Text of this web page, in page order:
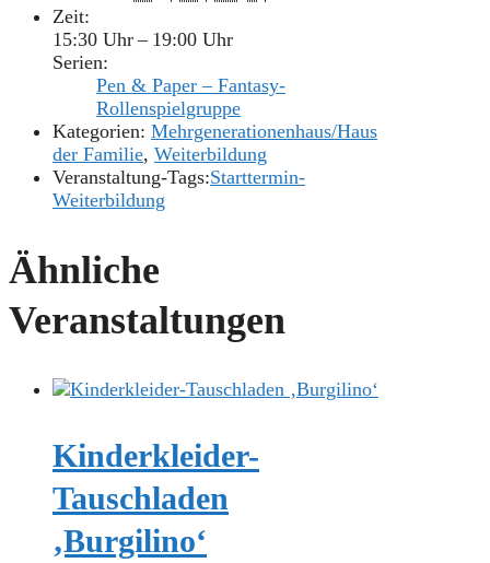
Zeit:
15:30 Uhr – 19:00 Uhr
Serien:
Pen & Paper – Fantasy-
Rollenspielgruppe
Kategorien: Mehrgenerationenhaus/Haus
der Familie, Weiterbildung
Veranstaltung-Tags:Starttermin-
Weiterbildung
Ähnliche
Veranstaltungen
Kinderkleider-
Tauschladen
‚Burgilino‘